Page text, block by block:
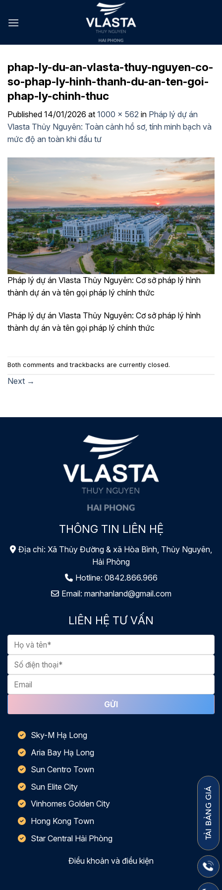
phap-ly-du-an-vlasta-thuy-nguyen-co-
so-phap-ly-hinh-thanh-du-an-ten-goi-
phap-ly-chinh-thuc
Published 14/01/2026 at 1000 × 562 in Pháp lý dự án
Vlasta Thủy Nguyên: Toàn cảnh hồ sơ, tính minh bạch và
mức độ an toàn khi đầu tư
Pháp lý dự án Vlasta Thủy Nguyên: Cơ sở pháp lý hình
thành dự án và tên gọi pháp lý chính thức
Pháp lý dự án Vlasta Thủy Nguyên: Cơ sở pháp lý hình
thành dự án và tên gọi pháp lý chính thức
Both comments and trackbacks are currently closed.
Next →
THÔNG TIN LIÊN HỆ
Địa chỉ: Xã Thủy Đường & xã Hòa Bình, Thủy Nguyên,
Hải Phòng
Hotline: 0842.866.966
Email: manhanland@gmail.com
LIÊN HỆ TƯ VẤN
Sky-M Hạ Long
Aria Bay Hạ Long
Sun Centro Town
Sun Elite City
Vinhomes Golden City
Hong Kong Town
Star Central Hải Phòng
Điều khoản và điều kiện
TẢI BẢNG GIÁ